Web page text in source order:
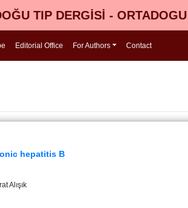
TIP DERGİSİ -
Editorial Office For Authors Contact
hepatitis B
Alışık